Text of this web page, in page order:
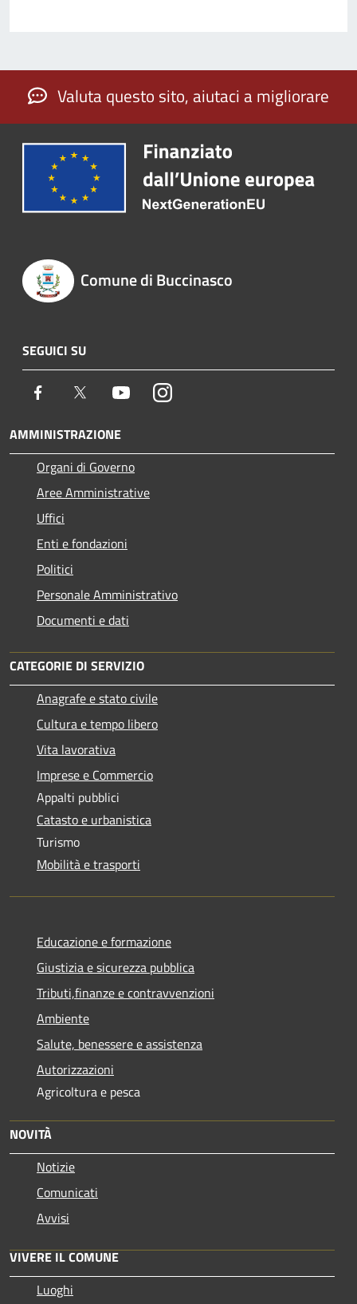
Valuta questo sito, aiutaci a migliorare
Comune di Buccinasco
SEGUICI SU
Facebook Twitter YoutubeInstagram
AMMINISTRAZIONE
Organi di Governo
Aree Amministrative
Uffici
Enti e fondazioni
Politici
Personale Amministrativo
Documenti e dati
CATEGORIE DI SERVIZIO
Anagrafe e stato civile
Cultura e tempo libero
Vita lavorativa
Imprese e Commercio
Appalti pubblici
Catasto e urbanistica
Turismo
Mobilità e trasporti
Educazione e formazione
Giustizia e sicurezza pubblica
Tributi,finanze e contravvenzioni
Ambiente
Salute, benessere e assistenza
Autorizzazioni
Agricoltura e pesca
NOVITÀ
Notizie
Comunicati
Avvisi
VIVERE IL COMUNE
Luoghi